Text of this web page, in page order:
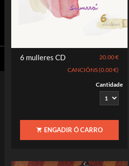
6 mulleres CD
20.00 €
CANCIÓNS (0.00 €)
Cantidade
ENGADIR Ó CARRO